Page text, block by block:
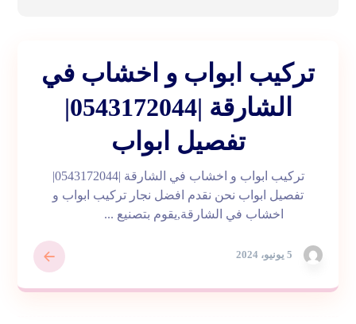
تركيب ابواب و اخشاب في
الشارقة |0543172044|
تفصيل ابواب
5 يونيو، 2024
تركيب ابواب و اخشاب في الشارقة |0543172044|
تفصيل ابواب نحن نقدم افضل نجار تركيب ابواب و
اخشاب في الشارقة,يقوم بتصنيع ...